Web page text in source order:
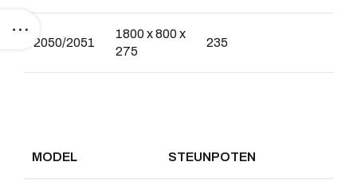
2050/2051
1800 x 800 x
275
235
MODEL STEUNPOTEN